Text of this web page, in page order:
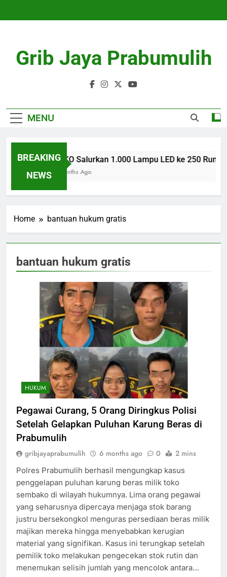
Grib Jaya Prabumulih
MENU
BREAKING
NEWS
AZKO Salurkan 1.000 Lampu LED ke 250
3 Months Ago
Home bantuan hukum gratis
bantuan hukum gratis
HUKUM
Pegawai Curang, 5 Orang Diringkus Polisi
Setelah Gelapkan Puluhan Karung Beras di
Prabumulih
gribjayaprabumulih 6 months ago 0 2 mins
Polres Prabumulih berhasil mengungkap kasus
penggelapan puluhan karung beras milik toko
sembako di wilayah hukumnya. Lima orang pegawai
yang seharusnya dipercaya menjaga stok barang
justru bersekongkol menguras persediaan beras milik
majikan mereka hingga menyebabkan kerugian
material yang signifikan. Kasus ini terungkap setelah
pemilik toko melakukan pengecekan stok rutin dan
menemukan selisih jumlah yang mencolok antara…